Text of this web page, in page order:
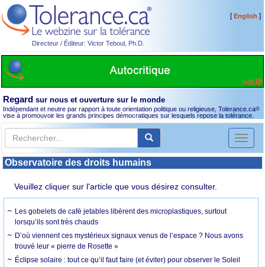
Directeur / Éditeur: Victor Teboul, Ph.D.
[English ]
Regard sur nous et ouverture sur le monde
Indépendant et neutre par rapport à toute orientation politique ou religieuse, Tolerance.ca®
vise à promouvoir les grands principes démocratiques sur lesquels repose la tolérance.
Toggle
Observatoire des droits humains
Veuillez cliquer sur l'article que vous désirez consulter.
Les gobelets de café jetables libèrent des microplastiques, surtout
lorsqu’ils sont très chauds
D’où viennent ces mystérieux signaux venus de l’espace ? Nous avons
trouvé leur « pierre de Rosette »
Éclipse solaire : tout ce qu’il faut faire (et éviter) pour observer le Soleil